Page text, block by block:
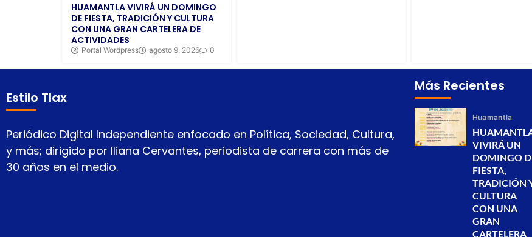
HUAMANTLA VIVIRÁ UN DOMINGO
DE FIESTA, TRADICIÓN Y CULTURA
CON UNA GRAN CARTELERA DE
ACTIVIDADES
Portal Wordpress agosto 9, 2026 0
Estilo Tlax
Periódico Digital Independiente enfocado en Política, Sociedad, Cultura,
y más; dirigido por Iliana Cervantes, periodista de carrera con más de
30 años en el medio.
Más Recientes
Huamantla
VIVIRÁ UN
DOMINGO
FIESTA,
TRADICIÓN
CULTURA
CON UNA
GRAN
CARTELERA